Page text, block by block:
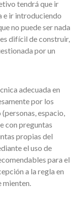
tendrá que ir
e ir introduciendo
no puede ser nada
difícil de construir,
por un
adecuada en
por los
espacio,
con preguntas
propias del
el uso de
para el
a la regla en
mienten.